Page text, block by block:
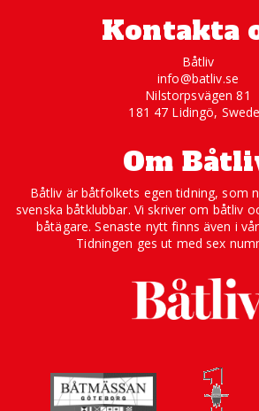
Kontakta
Båtliv
info@batliv.se
Nilstorpsvägen 81
181 47 Lidingö,
Om
Båtliv är båtfolkets egen tidning, som
svenska båtklubbar. Vi skriver om båtliv
båtägare. Senaste nytt finns även i
Tidningen ges ut med sex